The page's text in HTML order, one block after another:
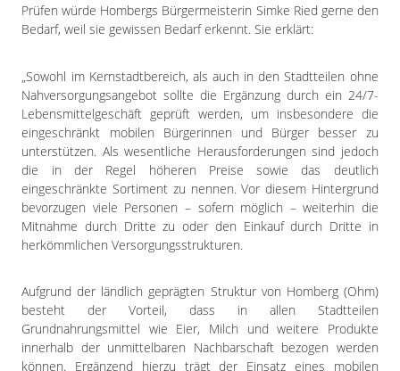
Prüfen würde Hombergs Bürgermeisterin Simke Ried gerne den
Bedarf, weil sie gewissen Bedarf erkennt. Sie erklärt:
„Sowohl im Kernstadtbereich, als auch in den Stadtteilen ohne
Nahversorgungsangebot sollte die Ergänzung durch ein 24/7-
Lebensmittelgeschäft geprüft werden, um insbesondere die
eingeschränkt mobilen Bürgerinnen und Bürger besser zu
unterstützen. Als wesentliche Herausforderungen sind jedoch
die in der Regel höheren Preise sowie das deutlich
eingeschränkte Sortiment zu nennen. Vor diesem Hintergrund
bevorzugen viele Personen – sofern möglich – weiterhin die
Mitnahme durch Dritte zu oder den Einkauf durch Dritte in
herkömmlichen Versorgungsstrukturen.
Aufgrund der ländlich geprägten Struktur von Homberg (Ohm)
besteht der Vorteil, dass in allen Stadtteilen
Grundnahrungsmittel wie Eier, Milch und weitere Produkte
innerhalb der unmittelbaren Nachbarschaft bezogen werden
können. Ergänzend hierzu trägt der Einsatz eines mobilen